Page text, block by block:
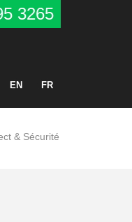
3265
EN FR
& Sécurité